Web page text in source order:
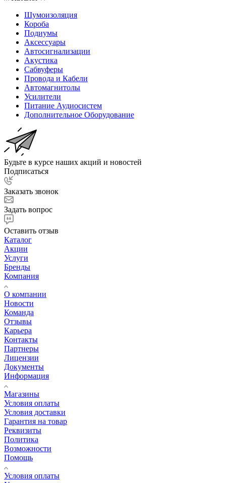
Шумоизоляция
Короба
Подиумы
Аксессуары
Автосигнализации
Акустика
Сабвуферы
Провода и Кабели
Автомагнитолы
Усилители
Питание Аудиосистем
Дополнительное Оборудование
Будьте в курсе наших акций и новостей
Подписаться
Заказать звонок
Задать вопрос
Оставить отзыв
Каталог
Акции
Услуги
Бренды
Компания
О компании
Новости
Команда
Отзывы
Карьера
Контакты
Партнеры
Лицензии
Документы
Информация
Магазины
Условия оплаты
Условия доставки
Гарантия на товар
Реквизиты
Политика
Возможности
Помощь
Условия оплаты